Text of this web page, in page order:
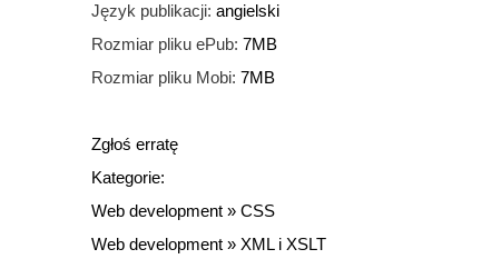
Język publikacji: angielski
Rozmiar pliku ePub: 7MB
Rozmiar pliku Mobi: 7MB
Zgłoś erratę
Kategorie:
Web development » CSS
Web development » XML i XSLT